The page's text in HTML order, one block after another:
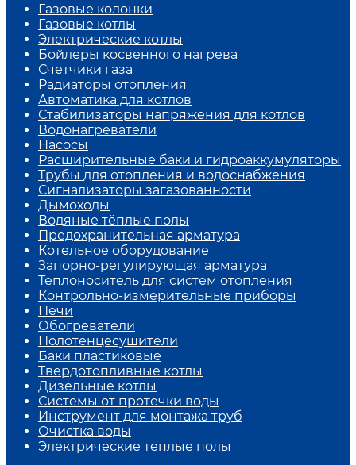
Газовые колонки
Газовые котлы
Электрические котлы
Бойлеры косвенного нагрева
Счетчики газа
Радиаторы отопления
Автоматика для котлов
Стабилизаторы напряжения для котлов
Водонагреватели
Насосы
Расширительные баки и гидроаккумуляторы
Трубы для отопления и водоснабжения
Сигнализаторы загазованности
Дымоходы
Водяные тёплые полы
Предохранительная арматура
Котельное оборудование
Запорно-регулирующая арматура
Теплоноситель для систем отопления
Контрольно-измерительные приборы
Печи
Обогреватели
Полотенцесушители
Баки пластиковые
Твердотопливные котлы
Дизельные котлы
Системы от протечки воды
Инструмент для монтажа труб
Очистка воды
Электрические теплые полы